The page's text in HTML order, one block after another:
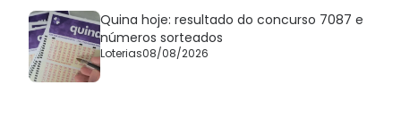
Quina hoje: resultado do concurso 7087 e
números sorteados
Loterias08/08/2026